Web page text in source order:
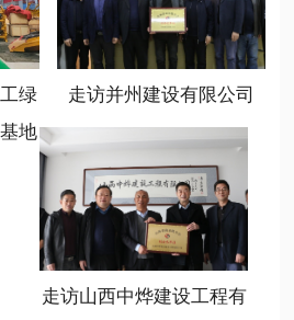
该会打造的一个重点分会，也是形
行业新质生产力发展的引擎。 (山
省商业联合会党支部书记冯学亮)
西省商业联合会新智造分会会长温
新任会长、徐工绿色矿山智能
装备制造基地总经理温作洧表示，要
充分利用好平台，发挥好作用，学习
掌握政策，规范自律发展，链接优质
资源，聚焦基础前沿和行业方向，开
展广泛对接合作，共享发展成果。要
勇于担当，不辱使命，坚持新智造、
绿
地
走访并州建设有限公司
走访山西中烨建设工程有